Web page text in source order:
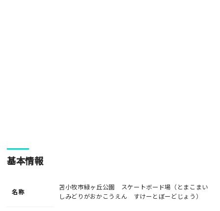
基本情報
名称
苫小牧市緑ヶ丘公園 スケートボード場（とまこまい
しみどりがおかこうえん すけーとぼーどじょう）